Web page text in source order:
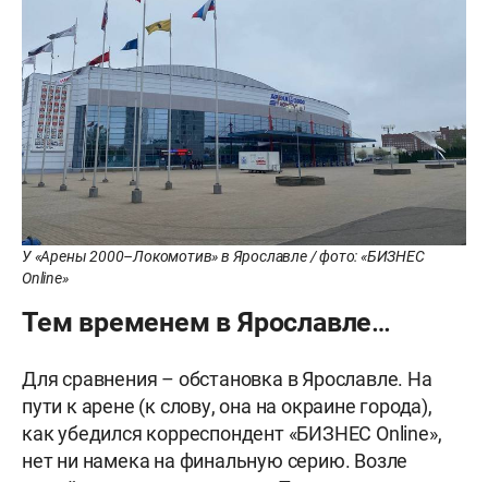
У «Арены 2000–Локомотив» в Ярославле / фото: «БИЗНЕС
Online»
Тем временем в Ярославле…
Для сравнения – обстановка в Ярославле. На
пути к арене (к слову, она на окраине города),
как убедился корреспондент «БИЗНЕС Online»,
нет ни намека на финальную серию. Возле